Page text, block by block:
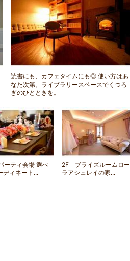
読書にも、カフェタイムにも◎ 使い方はあ
なた次第。ライブラリースペースでくつろ
ぎのひとときを。
ティ会場 選べ
ディネート...
2F ブライズルームロー
ラアシュレイの家...